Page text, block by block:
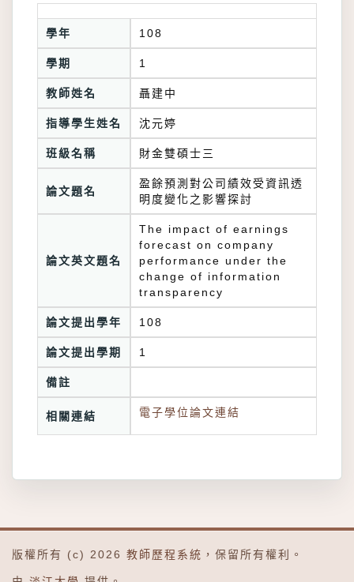
學年 108
學期 1
教師姓名 聶建中
指導學生姓名 沈元婷
班級名稱 財金雙碩士三
論文題名
盈餘預測對公司績效受資訊透
明度變化之影響探討
論文英文題名
The impact of earnings
forecast on company
performance under the
change of information
transparency
論文提出學年 108
論文提出學期 1
備註
相關連結 電子學位論文連結
版權所有 (c) 2026 教師歷程系統 ，保留所有權利。